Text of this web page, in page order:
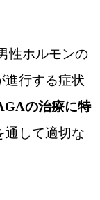
性ホルモンの
進行する症状
の治療に特
通して適切な